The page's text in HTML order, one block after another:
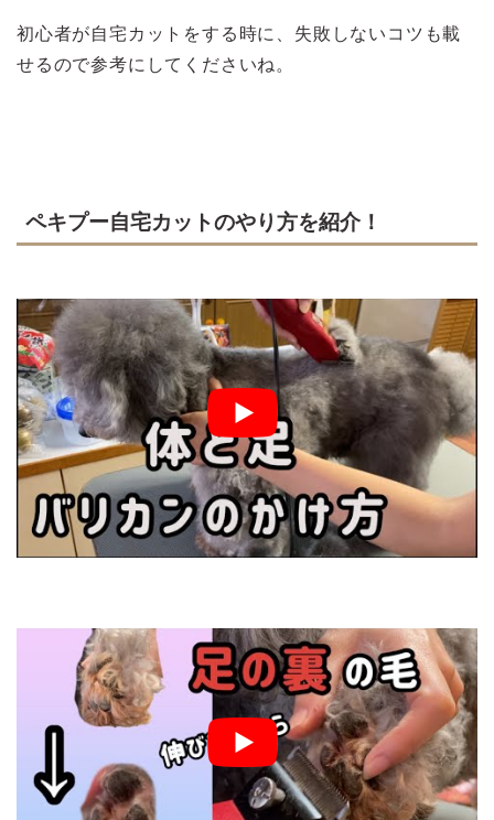
初心者が自宅カットをする時に、失敗しないコツも載
せるので参考にしてくださいね。
ペキプー自宅カットのやり方を紹介！